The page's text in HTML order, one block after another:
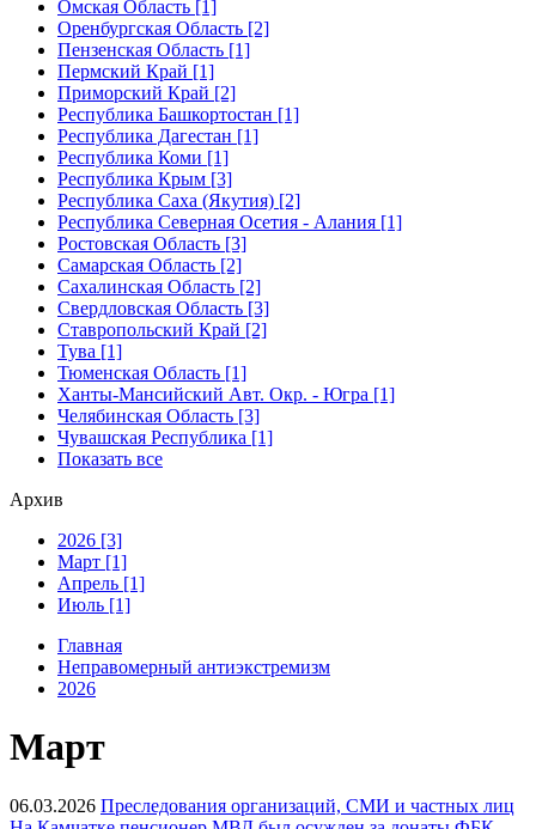
Омская Область [1]
Оренбургская Область [2]
Пензенская Область [1]
Пермский Край [1]
Приморский Край [2]
Республика Башкортостан [1]
Республика Дагестан [1]
Республика Коми [1]
Республика Крым [3]
Республика Саха (Якутия) [2]
Республика Северная Осетия - Алания [1]
Ростовская Область [3]
Самарская Область [2]
Сахалинская Область [2]
Свердловская Область [3]
Ставропольский Край [2]
Тува [1]
Тюменская Область [1]
Ханты-Мансийский Авт. Окр. - Югра [1]
Челябинская Область [3]
Чувашская Республика [1]
Показать все
Архив
2026 [3]
Март [1]
Апрель [1]
Июль [1]
Главная
Неправомерный антиэкстремизм
2026
Март
06.03.2026 Преследования организаций, СМИ и частных лиц